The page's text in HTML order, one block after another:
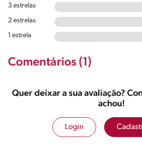
3 estrelas
2 estrelas
1 estrela
Comentários (1)
Quer deixar a sua avaliação?
achou!
Login